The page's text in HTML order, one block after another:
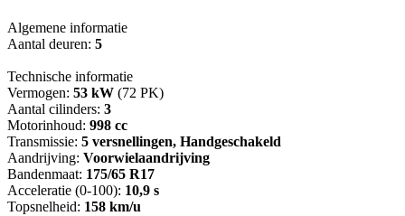
Algemene informatie
Aantal deuren: 5
Technische informatie
Vermogen: 53 kW (72 PK)
Aantal cilinders: 3
Motorinhoud: 998 cc
Transmissie: 5 versnellingen, Handgeschakeld
Aandrijving: Voorwielaandrijving
Bandenmaat: 175/65 R17
Acceleratie (0-100): 10,9 s
Topsnelheid: 158 km/u